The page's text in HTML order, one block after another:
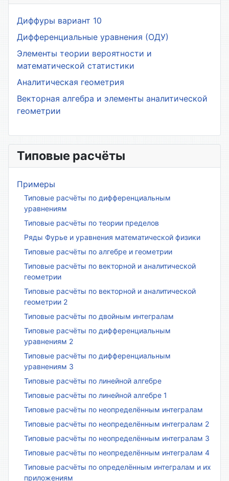
Диффуры вариант 10
Дифференциальные уравнения (ОДУ)
Элементы теории вероятности и
математической статистики
Аналитическая геометрия
Векторная алгебра и элементы аналитической
геометрии
Типовые расчёты
Примеры
Типовые расчёты по дифференциальным
уравнениям
Типовые расчёты по теории пределов
Ряды Фурье и уравнения математической физики
Типовые расчёты по алгебре и геометрии
Типовые расчёты по векторной и аналитической
геометрии
Типовые расчёты по векторной и аналитической
геометрии 2
Типовые расчёты по двойным интегралам
Типовые расчёты по дифференциальным
уравнениям 2
Типовые расчёты по дифференциальным
уравнениям 3
Типовые расчёты по линейной алгебре
Типовые расчёты по линейной алгебре 1
Типовые расчёты по неопределённым интегралам
Типовые расчёты по неопределённым интегралам 2
Типовые расчёты по неопределённым интегралам 3
Типовые расчёты по неопределённым интегралам 4
Типовые расчёты по определённым интегралам и их
приложениям